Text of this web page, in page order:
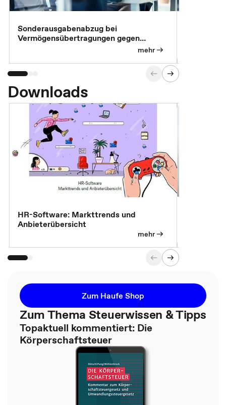
Sonderausgabenabzug bei
Vermögensübertragungen gegen
mehr
Downloads
HR-Software: Markttrends und
Anbieterübersicht
mehr
Zum Haufe Shop
Zum Thema Steuerwissen & Tipps
Topaktuell kommentiert: Die
Körperschaftsteuer